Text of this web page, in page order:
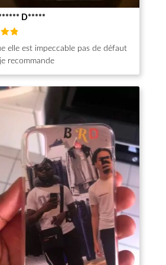
D*****
elle est impeccable pas de défaut
recommande